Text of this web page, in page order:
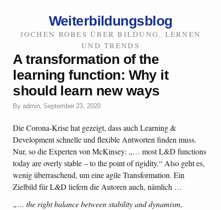
Weiterbildungsblog
JOCHEN ROBES ÜBER BILDUNG, LERNEN
UND TRENDS
A transformation of the
learning function: Why it
should learn new ways
By admin, September 23, 2020
Die Corona-Krise hat gezeigt, dass auch Learning &
Development schnelle und flexible Antworten finden muss.
Nur, so die Experten von McKinsey: „… most L&D functions
today are overly stable – to the point of rigidity.“ Also geht es,
wenig überraschend, um eine agile Transformation. Ein
Zielbild für L&D liefern die Autoren auch, nämlich …
„… the right balance between stability and dynamism,